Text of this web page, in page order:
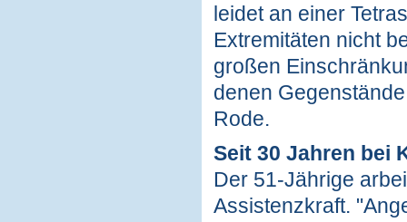
leidet an einer
Extremitäten nicht
großen
denen
Rode.
Seit 30 Jahren bei
Der 51-Jährige
Assistenzkraft.